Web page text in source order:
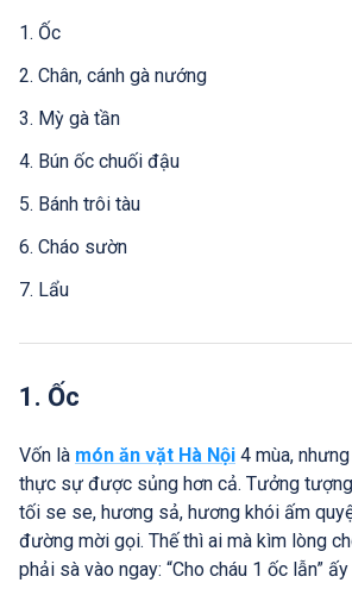
1. Ốc
2. Chân, cánh gà nướng
3. Mỳ gà tần
4. Bún ốc chuối đậu
5. Bánh trôi tàu
6. Cháo sườn
7. Lẩu
1. Ốc
Vốn là món ăn vặt Hà Nội 4 mùa,
thực sự được sủng hơn cả. Tưởng
tối se se, hương sả, hương khói ấm
đường mời gọi. Thế thì ai mà kìm lòng
phải sà vào ngay: “Cho cháu 1 ốc lẫn”